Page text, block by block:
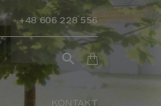
+48 606 228 556
KONTAKT